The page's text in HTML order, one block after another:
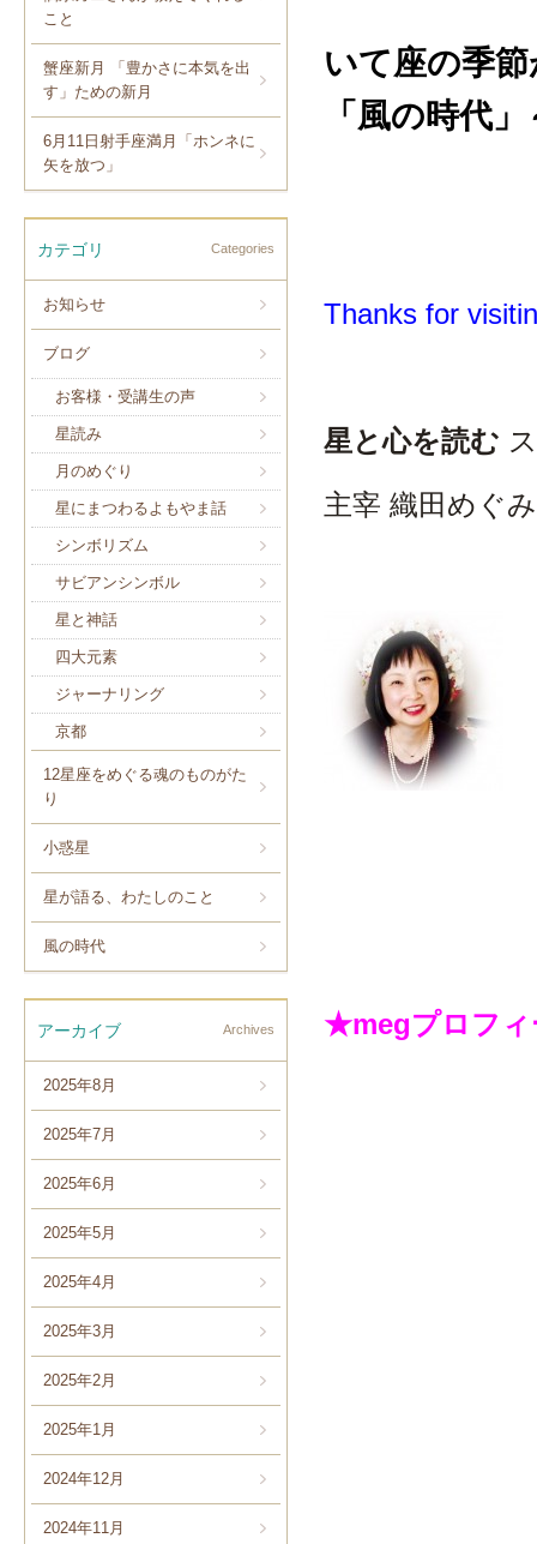
こと
蟹座新月 「豊かさに本気を出
す」ための新月
6月11日射手座満月「ホンネに
矢を放つ」
カテゴリ Categories
お知らせ
ブログ
お客様・受講生の声
星読み
月のめぐり
星にまつわるよもやま話
シンボリズム
サビアンシンボル
星と神話
四大元素
ジャーナリング
京都
12星座をめぐる魂のものがた
り
小惑星
星が語る、わたしのこと
風の時代
アーカイブ Archives
2025年8月
2025年7月
2025年6月
2025年5月
2025年4月
2025年3月
2025年2月
2025年1月
2024年12月
2024年11月
いて座の季
「風の時代」
Thanks for
星と心を読む
主宰 織田めぐ
★megプロフ